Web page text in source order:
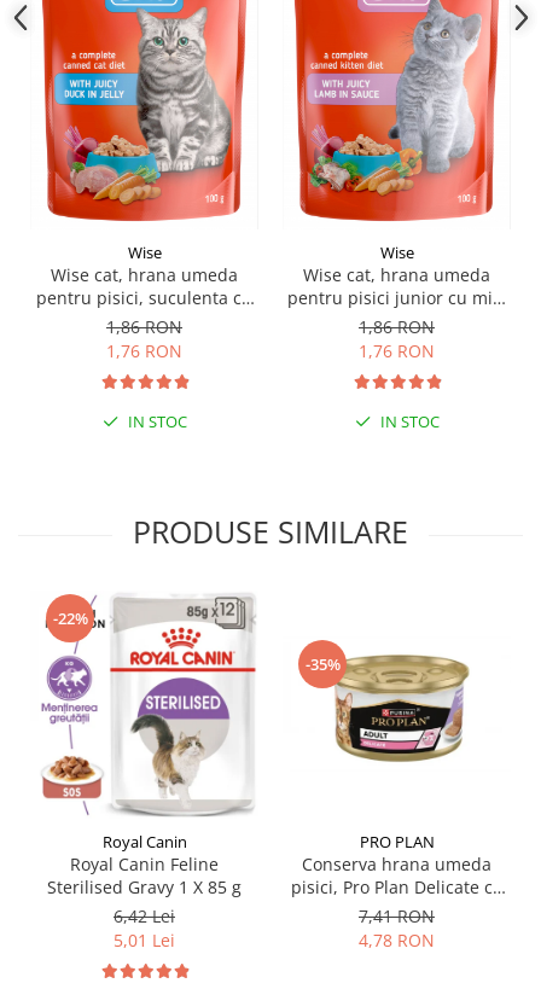
Wise
Wise cat, hrana umeda
pentru pisici, suculenta cu
rata in jeleu - 100 g
1,86 RON
1,76 RON
IN STOC
Wise
Wise cat, hrana umeda
pentru pisici junior cu miel
in sos - 100 g
1,86 RON
1,76 RON
IN STOC
PRODUSE SIMILARE
-22%
Royal Canin
Royal Canin Feline
Sterilised Gravy 1 X 85 g
6,42 Lei
5,01 Lei
-35%
PRO PLAN
Conserva hrana umeda
pisici, Pro Plan Delicate cu
Curcan, 85 g
7,41 RON
4,78 RON